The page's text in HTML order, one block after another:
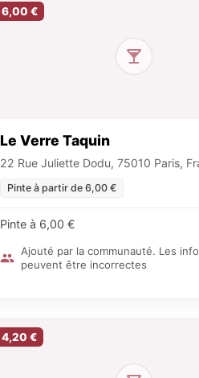
6,00 €
Le Verre Taquin
22 Rue Juliette Dodu, 75010 Paris,
Pinte à partir de 6,00 €
Pinte à 6,00 €
Ajouté par la communauté. Les
peuvent être incorrectes
4,20 €